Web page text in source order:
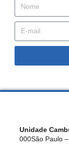
Unidade
000São Paulo